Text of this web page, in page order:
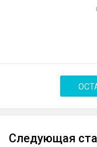
Следующая